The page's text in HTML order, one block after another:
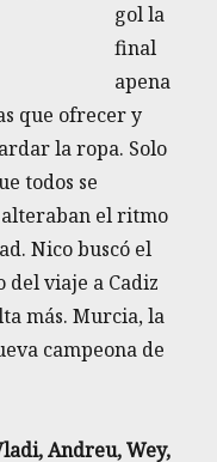
gol la
final
apena
que ofrecer y
la ropa. Solo
todos se
el ritmo
Nico buscó el
viaje a Cadiz
más. Murcia, la
campeona de
Andreu, Wey,